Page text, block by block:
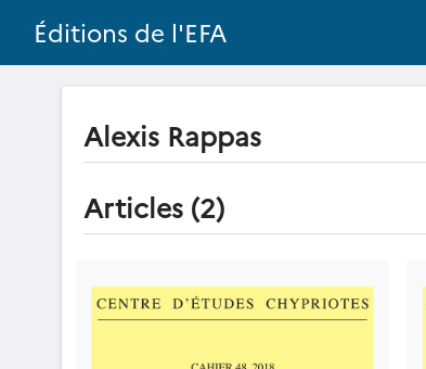
Éditions de l'EFA
Alexis Rappas
Articles (2)